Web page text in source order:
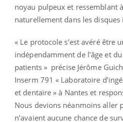
noyau pulpeux et ressemblant
naturellement dans les
« Le protocole s’est avéré être
indépendamment de l’âge et
patients » précise Jérôme
Inserm 791 « Laboratoire
et dentaire » à Nantes et
Nous devions néanmoins aller
n’avaient aucune chance de